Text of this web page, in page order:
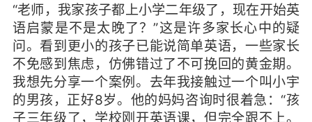
“老师，我家孩子都上小学二年级了，现在开始英
语启蒙是不是太晚了？”这是许多家长心中的疑
问。看到更小的孩子已能说简单英语，一些家长
不免感到焦虑，仿佛错过了不可挽回的黄金期。
我想先分享一个案例。去年我接触过一个叫小宇
的男孩，正好8岁。他的妈妈咨询时很着急：“孩
子三年级了，学校刚开英语课，但完全跟不上。